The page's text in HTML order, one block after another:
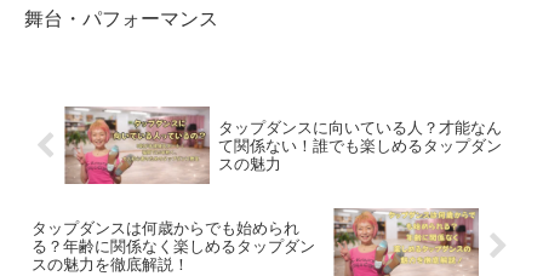
舞台・パフォーマンス
タップダンスに向いている人？才能なん
て関係ない！誰でも楽しめるタップダン
スの魅力
タップダンスは何歳からでも始められ
る？年齢に関係なく楽しめるタップダン
スの魅力を徹底解説！